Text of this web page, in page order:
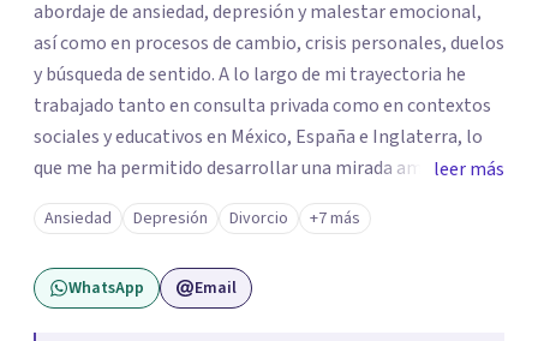
abordaje de ansiedad, depresión y malestar emocional,
así como en procesos de cambio, crisis personales, duelos
y búsqueda de sentido. A lo largo de mi trayectoria he
trabajado tanto en consulta privada como en contextos
sociales y educativos en México, España e Inglaterra, lo
que me ha permitido desarrollar una mirada amplia,
sensible y profundamente humana del sufrimiento
psicológico. Trabajo desde un enfoque integral que
combina la Psicología Existencial, la Logoterapia, el
Análisis Conductual y la Terapia Dialéctico Conductual.
leer más
Ansiedad Depresión Divorcio +7 más
WhatsApp Email